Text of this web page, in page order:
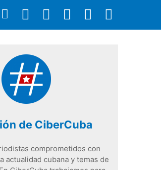
de CiberCuba
comprometidos con
actualidad cubana y temas de